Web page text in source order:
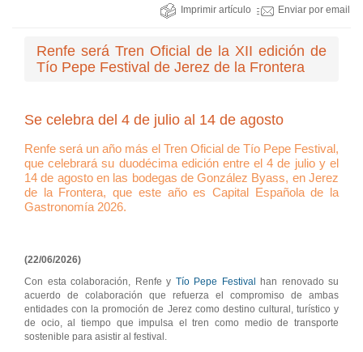
Imprimir artículo Enviar por email
Renfe será Tren Oficial de la XII edición de
Tío Pepe Festival de Jerez de la Frontera
Se celebra del 4 de julio al 14 de agosto
Renfe será un año más el Tren Oficial de Tío Pepe Festival,
que celebrará su duodécima edición entre el 4 de julio y el
14 de agosto en las bodegas de González Byass, en Jerez
de la Frontera, que este año es Capital Española de la
Gastronomía 2026.
(22/06/2026)
Con esta colaboración, Renfe y Tío Pepe Festival
han renovado su
acuerdo de colaboración que refuerza el compromiso de ambas
entidades con la promoción de Jerez como destino cultural, turístico y
de ocio, al tiempo que impulsa el tren como medio de transporte
sostenible para asistir al festival.